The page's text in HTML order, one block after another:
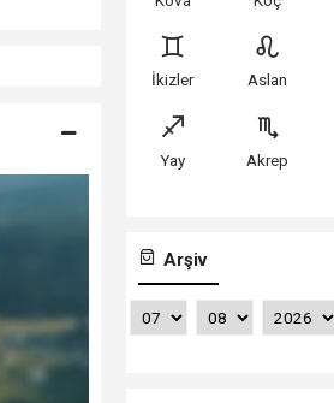
İkizler Aslan
Yay Akrep
Arşiv